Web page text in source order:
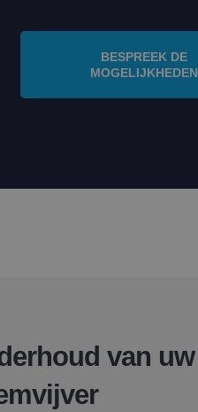
BESPREEK DE
MOGELIJKHEDEN
van uw